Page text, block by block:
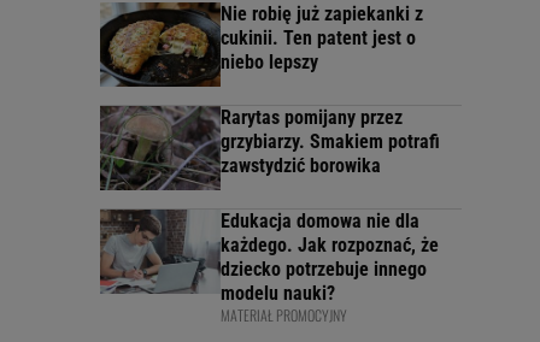
Nie robię już zapiekanki z
cukinii. Ten patent jest o
niebo lepszy
Rarytas pomijany przez
grzybiarzy. Smakiem potrafi
zawstydzić borowika
Edukacja domowa nie dla
każdego. Jak rozpoznać, że
dziecko potrzebuje innego
modelu nauki?
MATERIAŁ PROMOCYJNY